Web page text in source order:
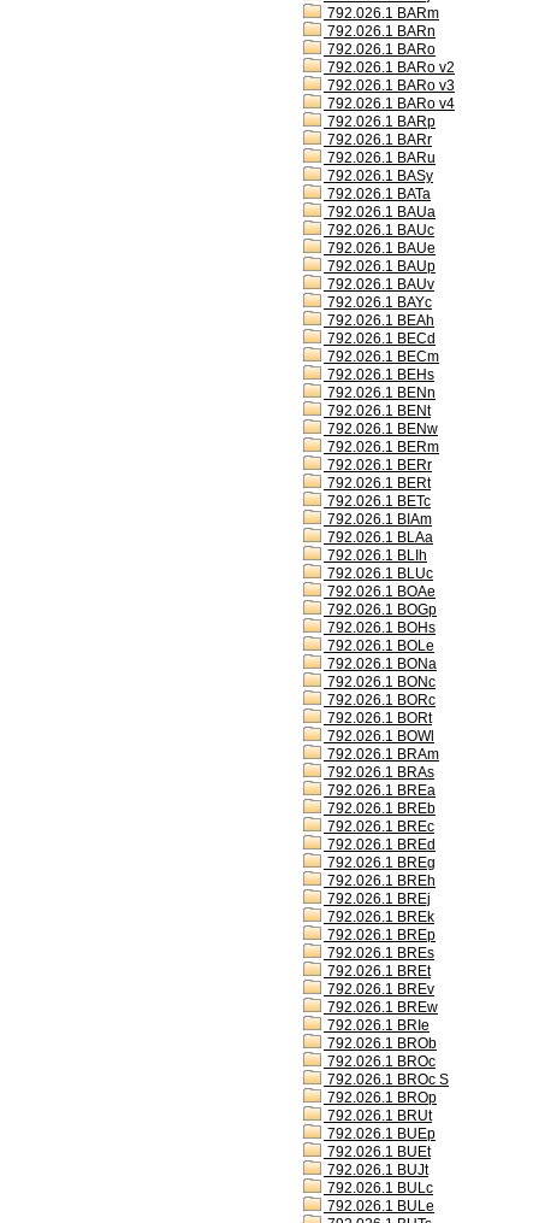
792.026.1 BARm
792.026.1 BARn
792.026.1 BARo
792.026.1 BARo v2
792.026.1 BARo v3
792.026.1 BARo v4
792.026.1 BARp
792.026.1 BARr
792.026.1 BARu
792.026.1 BASy
792.026.1 BATa
792.026.1 BAUa
792.026.1 BAUc
792.026.1 BAUe
792.026.1 BAUp
792.026.1 BAUv
792.026.1 BAYc
792.026.1 BEAh
792.026.1 BECd
792.026.1 BECm
792.026.1 BEHs
792.026.1 BENn
792.026.1 BENt
792.026.1 BENw
792.026.1 BERm
792.026.1 BERr
792.026.1 BERt
792.026.1 BETc
792.026.1 BIAm
792.026.1 BLAa
792.026.1 BLIh
792.026.1 BLUc
792.026.1 BOAe
792.026.1 BOGp
792.026.1 BOHs
792.026.1 BOLe
792.026.1 BONa
792.026.1 BONc
792.026.1 BORc
792.026.1 BORt
792.026.1 BOWl
792.026.1 BRAm
792.026.1 BRAs
792.026.1 BREa
792.026.1 BREb
792.026.1 BREc
792.026.1 BREd
792.026.1 BREg
792.026.1 BREh
792.026.1 BREj
792.026.1 BREk
792.026.1 BREp
792.026.1 BREs
792.026.1 BREt
792.026.1 BREv
792.026.1 BREw
792.026.1 BRIe
792.026.1 BROb
792.026.1 BROc
792.026.1 BROc S
792.026.1 BROp
792.026.1 BRUt
792.026.1 BUEp
792.026.1 BUEt
792.026.1 BUJt
792.026.1 BULc
792.026.1 BULe